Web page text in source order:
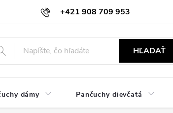
+421 908 709 953
objednavky@ibielizen.sk
HĽADAŤ
dámy Pančuchy dievčatá